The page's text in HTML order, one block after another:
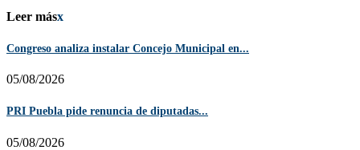
Leer másx
Congreso analiza instalar Concejo Municipal en...
05/08/2026
PRI Puebla pide renuncia de diputadas...
05/08/2026